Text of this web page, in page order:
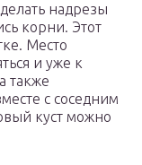
надрезы
корни. Этот
Место
и уже к
также
с соседним
куст можно